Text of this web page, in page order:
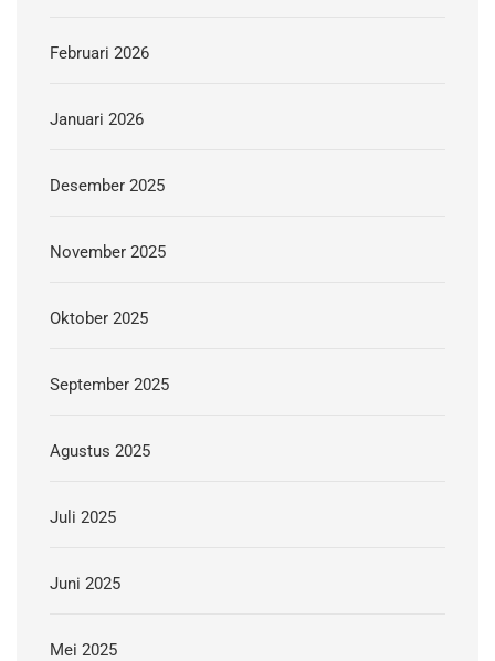
Februari 2026
Januari 2026
Desember 2025
November 2025
Oktober 2025
September 2025
Agustus 2025
Juli 2025
Juni 2025
Mei 2025